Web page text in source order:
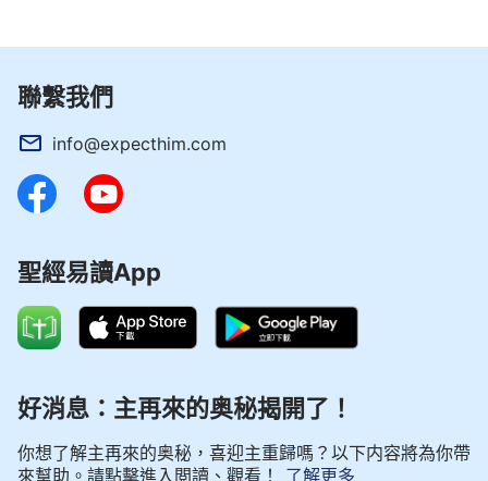
聯繫我們
info@expecthim.com
聖經易讀App
好消息：主再來的奥秘揭開了！
你想了解主再來的奥秘，喜迎主重歸嗎？以下内容將為你帶
來幫助。請點擊進入閲讀、觀看！
了解更多